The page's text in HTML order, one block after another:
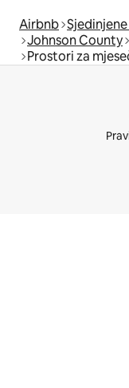
Airbnb
Johnson County
Prostori za